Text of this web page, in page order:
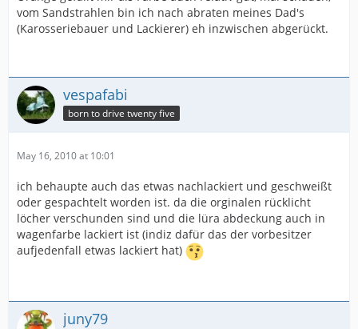
vom Sandstrahlen bin ich nach abraten meines Dad's
(Karosseriebauer und Lackierer) eh inzwischen abgerückt.
vespafabi
born to drive twenty five
May 16, 2010 at 10:01
ich behaupte auch das etwas nachlackiert und geschweißt
oder gespachtelt worden ist. da die orginalen rücklicht
löcher verschunden sind und die lüra abdeckung auch in
wagenfarbe lackiert ist (indiz dafür das der vorbesitzer
aufjedenfall etwas lackiert hat)
juny79